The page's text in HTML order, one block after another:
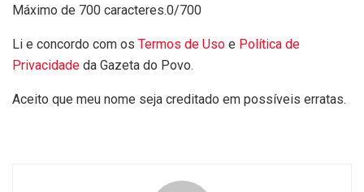
Máximo de 700 caracteres.0/700
Li e concordo com os Termos de Uso e Política de
Privacidade da Gazeta do Povo.
Aceito que meu nome seja creditado em possíveis erratas.